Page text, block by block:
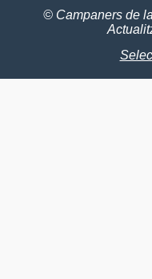
© Campaners de